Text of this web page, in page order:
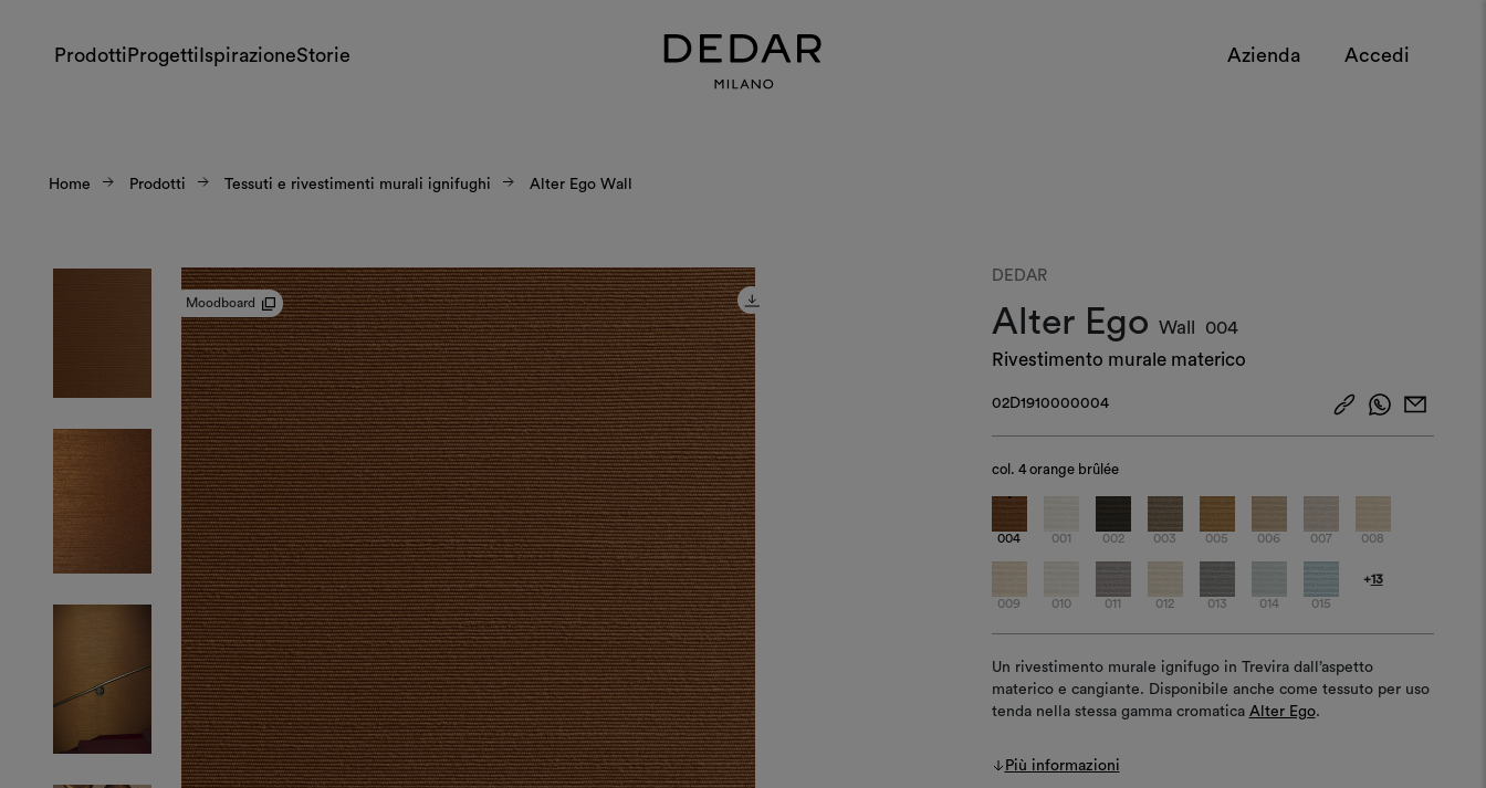
Prodotti Progetti IspirazioneStorie Azienda Accedi
Home Prodotti Tessuti e rivestimenti murali ignifughi Alter Ego Wall
Moodboard
DEDAR
Alter Ego Wall
004
Rivestimento murale materico
02D1910000004
col. 4 orange brûlée
004 001 002 003 005 006 007 008
009 010 011 012 013 014 015
+13
Un rivestimento murale ignifugo in Trevira dall’aspetto
materico e cangiante. Disponibile anche come tessuto per uso
tenda nella stessa gamma cromatica Alter Ego.
Più informazioni